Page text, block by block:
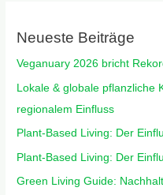
Neueste Beiträge
Veganuary 2026 bricht
Lokale & globale pflanzliche
regionalem Einfluss
Plant-Based Living: Der
Plant-Based Living: Der
Green Living Guide: